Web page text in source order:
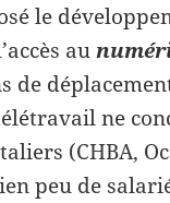
le
au
de
ne
(CHBA,
peu de